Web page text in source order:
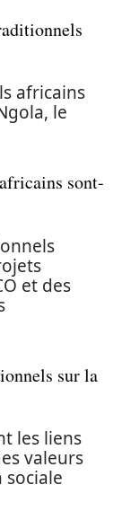
africains
le
sont-
et des
sur la
les liens
valeurs
sociale